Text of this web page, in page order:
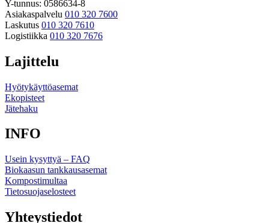
Y-tunnus: 0586634-8
Asiakaspalvelu 010 320 7600
Laskutus 010 320 7610
Logistiikka 010 320 7676
Lajittelu
Hyötykäyttöasemat
Ekopisteet
Jätehaku
INFO
Usein kysyttyä – FAQ
Biokaasun tankkausasemat
Kompostimultaa
Tietosuojaselosteet
Yhteystiedot